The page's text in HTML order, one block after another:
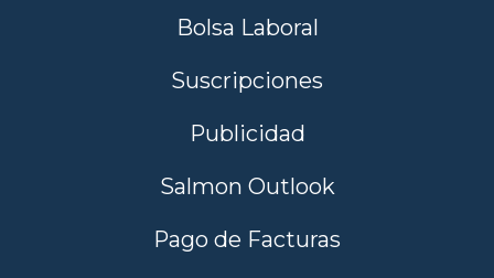
Bolsa Laboral
Suscripciones
Publicidad
Salmon Outlook
Pago de Facturas